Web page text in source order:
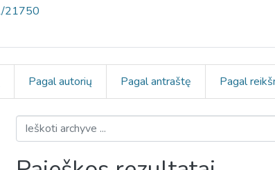
21750
Pagal autorių Pagal antraštę Pagal